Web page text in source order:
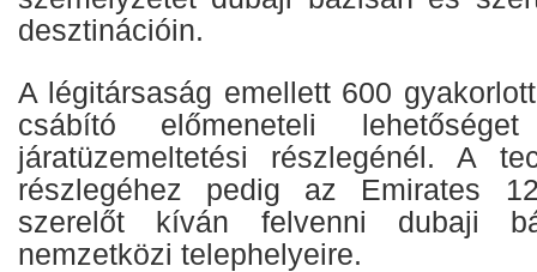
desztinációin.
A légitársaság emellett 600
csábító előmeneteli
járatüzemeltetési részlegénél. A
részlegéhez pedig az Emirates
szerelőt kíván felvenni dubaji
nemzetközi telephelyeire.